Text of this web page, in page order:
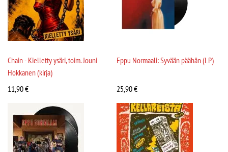
Chain - Kielletty ysäri, toim. Jouni
Hokkanen (kirja)
11,90€
Eppu Normaali: Syvään päähän (LP)
25,90€